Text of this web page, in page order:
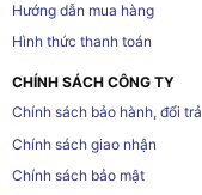
Hướng dẫn mua hàng
Hình thức thanh toán
CHÍNH SÁCH CÔNG TY
Chính sách bảo hành, đổi trả
Chính sách giao nhận
Chính sách bảo mật